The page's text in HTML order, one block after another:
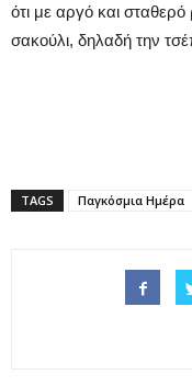
ότι με αργό και
σακούλι, δηλαδή την
TAGS Παγκόσμια Ημέρα